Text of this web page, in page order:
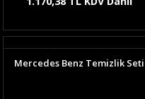
Mercedes Benz Temizlik Seti